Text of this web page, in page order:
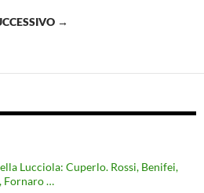
→
Lucciola: Cuperlo. Rossi, Benifei,
Fornaro …